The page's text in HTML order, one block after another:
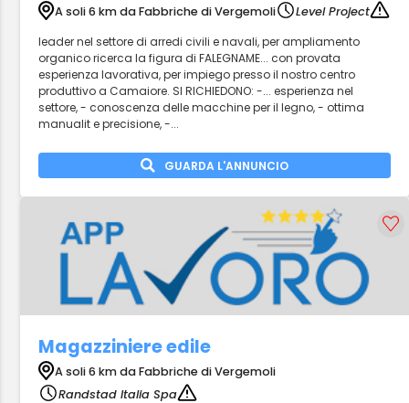
A soli 6 km da Fabbriche di Vergemoli
Level Project
leader nel settore di arredi civili e navali, per ampliamento
organico ricerca la figura di FALEGNAME... con provata
esperienza lavorativa, per impiego presso il nostro centro
produttivo a Camaiore. SI RICHIEDONO: -... esperienza nel
settore, - conoscenza delle macchine per il legno, - ottima
manualit e precisione, -...
GUARDA L'ANNUNCIO
Magazziniere edile
A soli 6 km da Fabbriche di Vergemoli
Randstad Italia Spa